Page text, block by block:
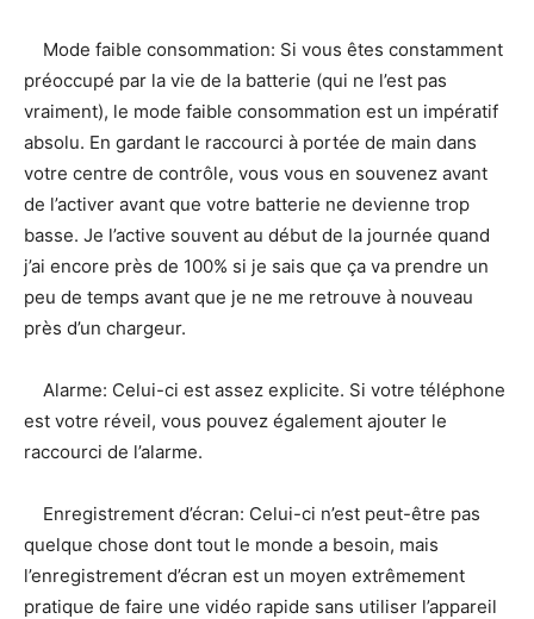
Mode faible consommation: Si vous êtes constamment
préoccupé par la vie de la batterie (qui ne l’est pas
vraiment), le mode faible consommation est un impératif
absolu. En gardant le raccourci à portée de main dans
votre centre de contrôle, vous vous en souvenez avant
de l’activer avant que votre batterie ne devienne trop
basse. Je l’active souvent au début de la journée quand
j’ai encore près de 100% si je sais que ça va prendre un
peu de temps avant que je ne me retrouve à nouveau
près d’un chargeur.
Alarme: Celui-ci est assez explicite. Si votre téléphone
est votre réveil, vous pouvez également ajouter le
raccourci de l’alarme.
Enregistrement d’écran: Celui-ci n’est peut-être pas
quelque chose dont tout le monde a besoin, mais
l’enregistrement d’écran est un moyen extrêmement
pratique de faire une vidéo rapide sans utiliser l’appareil